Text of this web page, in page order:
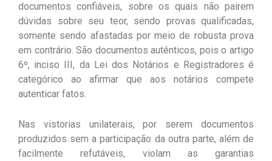
documentos confiáveis, sobre os quais não pairem
dúvidas sobre seu teor, sendo provas qualificadas,
somente sendo afastadas por meio de robusta prova
em contrário. São documentos autênticos, pois o artigo
6º, inciso III, da Lei dos Notários e Registradores é
categórico ao afirmar que aos notários compete
autenticar fatos.
Nas vistorias unilaterais, por serem documentos
produzidos sem a participação da outra parte, além de
facilmente refutáveis, violam as garantias